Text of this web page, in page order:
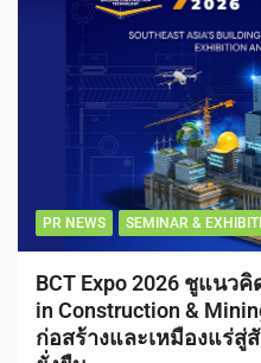
PR NEWS SEMINAR &
BCT Expo 2026 ชูแนวคิ
in Construction &
ก่อสร้างและเหมืองแร่สู่